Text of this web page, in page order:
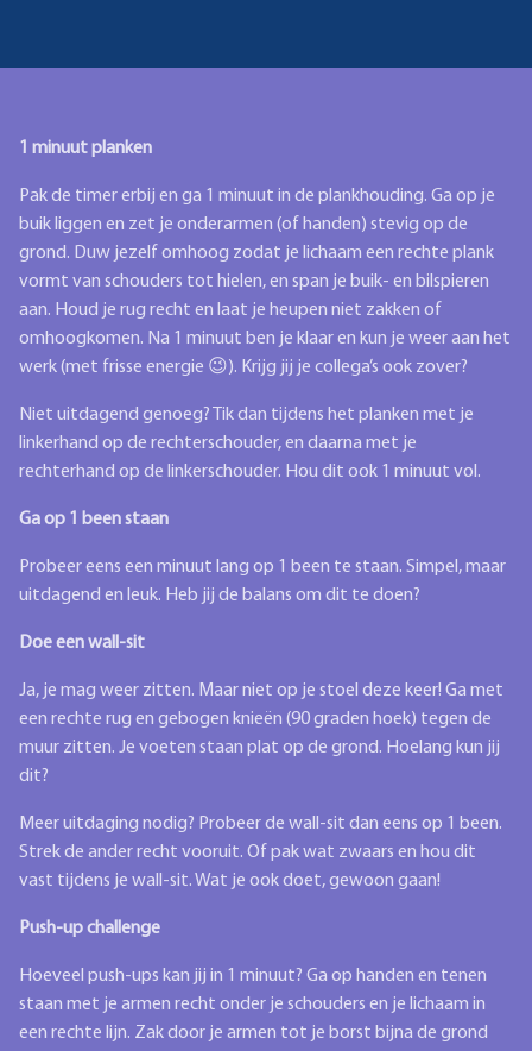
1 minuut planken
Pak de timer erbij en ga 1 minuut in de plankhouding. Ga op je
buik liggen en zet je onderarmen (of handen) stevig op de
grond. Duw jezelf omhoog zodat je lichaam een rechte plank
vormt van schouders tot hielen, en span je buik- en bilspieren
aan. Houd je rug recht en laat je heupen niet zakken of
omhoogkomen. Na 1 minuut ben je klaar en kun je weer aan het
werk (met frisse energie 😉). Krijg jij je collega’s ook zover?
Niet uitdagend genoeg? Tik dan tijdens het planken met je
linkerhand op de rechterschouder, en daarna met je
rechterhand op de linkerschouder. Hou dit ook 1 minuut vol.
Ga op 1 been staan
Probeer eens een minuut lang op 1 been te staan. Simpel, maar
uitdagend en leuk. Heb jij de balans om dit te doen?
Doe een wall-sit
Ja, je mag weer zitten. Maar niet op je stoel deze keer! Ga met
een rechte rug en gebogen knieën (90 graden hoek) tegen de
muur zitten. Je voeten staan plat op de grond. Hoelang kun jij
dit?
Meer uitdaging nodig? Probeer de wall-sit dan eens op 1 been.
Strek de ander recht vooruit. Of pak wat zwaars en hou dit
vast tijdens je wall-sit. Wat je ook doet, gewoon gaan!
Push-up challenge
Hoeveel push-ups kan jij in 1 minuut? Ga op handen en tenen
staan met je armen recht onder je schouders en je lichaam in
een rechte lijn. Zak door je armen tot je borst bijna de grond